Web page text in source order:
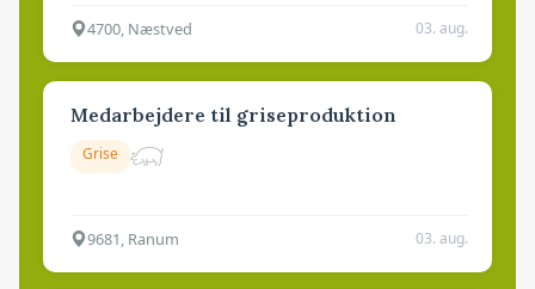
4700, Næstved 03. aug.
Medarbejdere til griseproduktion
Grise
9681, Ranum 03. aug.